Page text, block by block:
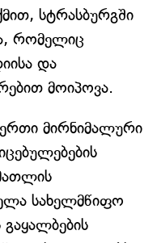
სტრასბურგში
რომელიც
და
მოიპოვა.
მირნიმალური
სახელმწიფო
გაყალბების